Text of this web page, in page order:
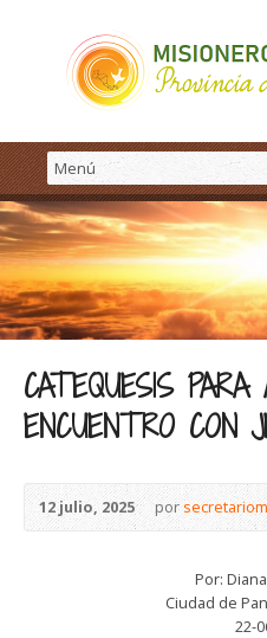
CATEQUESIS
ENCUENTRO CON
12 julio, 2025 por
Por:
Ciudad de
22-